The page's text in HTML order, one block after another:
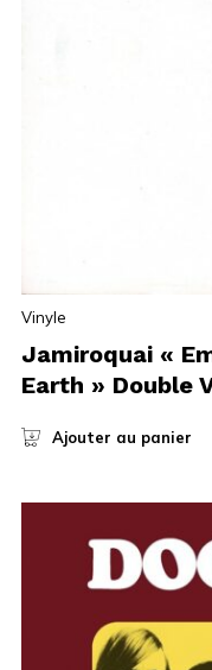
Vinyle
Jamiroquai «
Earth » Double
Ajouter au panier